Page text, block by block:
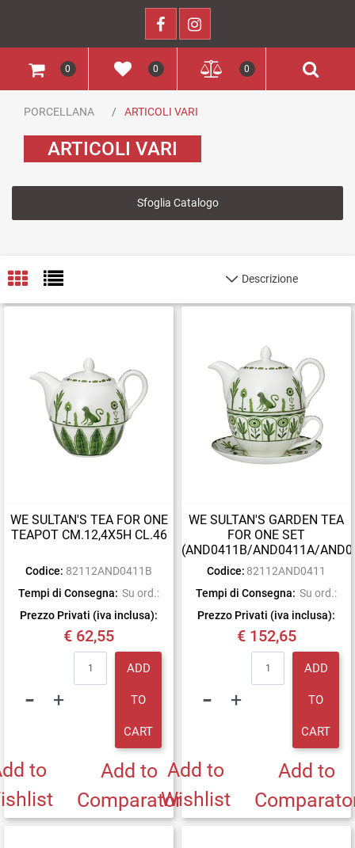
0 0 0
PORCELLANA ARTICOLI VARI
ARTICOLI VARI
Sfoglia Catalogo
WE SULTAN'S TEA FOR ONE
TEAPOT CM.12,4X5H CL.46
Codice: 82112AND0411B
Tempi di Consegna: Su ord.:
Prezzo Privati (iva inclusa):
€ 62,55
ADD
TO
CART
to
Add to
Comparator
WE SULTAN'S GARDEN TEA
FOR ONE SET
(AND0411B/AND0411A/
Codice: 82112AND0411
Tempi di Consegna: Su ord.:
Prezzo Privati (iva inclusa):
€ 152,65
ADD
TO
CART
Add to
Wishlist
Add to